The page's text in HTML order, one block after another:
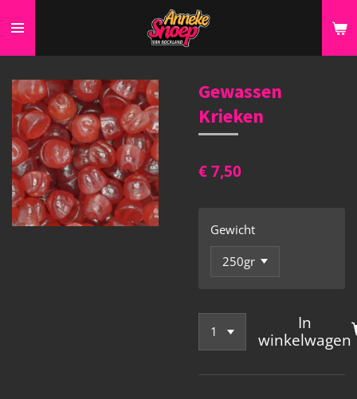
direct
naar
de
hoofdinhoud
Gewassen
Krieken
€ 7,50
Gewicht
In
winkelwagen